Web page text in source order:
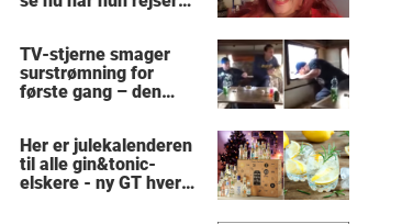
TV-stjerne smager
surstrømning for
første gang – den
skrige af grin
Her er julekalenderen
til alle gin&tonic-
elskere - ny GT hver